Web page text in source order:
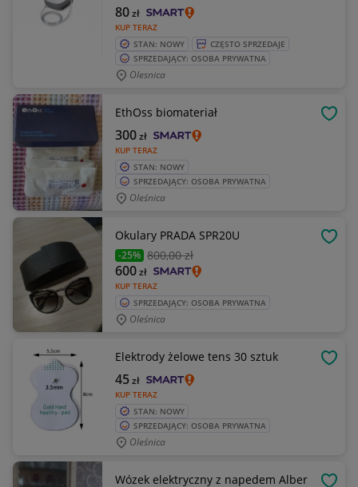
KUP TERAZ
80zł
STAN: NOWY
CZĘSTO SPRZEDAJE
SPRZEDAJĄCY: OSOBA PRYWATNA
Olesnica
EthOss biomateriał
KUP TERAZ
300zł
STAN: NOWY
SPRZEDAJĄCY: OSOBA PRYWATNA
Oleśnica
Okulary PRADA SPR20U
-25% 800,00 zł
KUP TERAZ
600zł
SPRZEDAJĄCY: OSOBA PRYWATNA
Oleśnica
Elektrody żelowe tens 30 sztuk
KUP TERAZ
45zł
STAN: NOWY
SPRZEDAJĄCY: OSOBA PRYWATNA
Oleśnica
Wózek elektryczny z napedem Alber